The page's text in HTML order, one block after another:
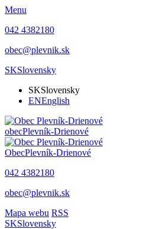
Menu
042 4382180
obec@plevnik.sk
SKSlovensky
SKSlovensky
ENEnglish
obecPlevník-Drienové
ObecPlevník-Drienové
042 4382180
obec@plevnik.sk
Mapa webu RSS
SKSlovensky